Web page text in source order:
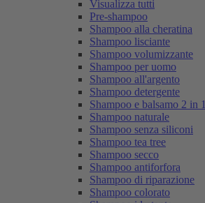
Visualizza tutti
Pre-shampoo
Shampoo alla cheratina
Shampoo lisciante
Shampoo volumizzante
Shampoo per uomo
Shampoo all'argento
Shampoo detergente
Shampoo e balsamo 2 in 1
Shampoo naturale
Shampoo senza siliconi
Shampoo tea tree
Shampoo secco
Shampoo antiforfora
Shampoo di riparazione
Shampoo colorato